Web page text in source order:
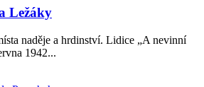
Ležáky
naděje a hrdinství. Lidice „A nevinní
1942...